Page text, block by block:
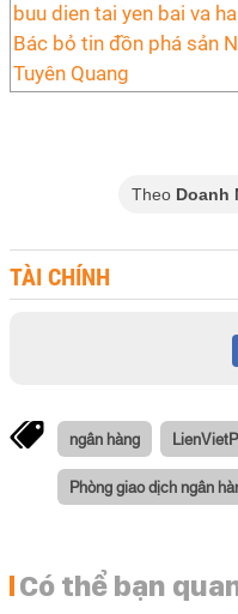
Bác bỏ tin đồn phá sản
Tuyên Quang
Theo Doanh
TÀI CHÍNH
ngân hàng
Phòng giao dịch ngân
Có thể bạn